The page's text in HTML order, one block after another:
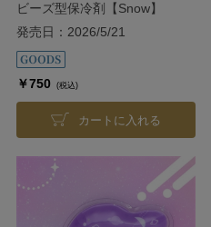
ビーズ型保冷剤【Snow】
発売日：2026/5/21
￥750 (税込)
カートに入れる